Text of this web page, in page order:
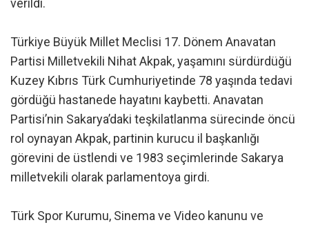
verildi.
Türkiye Büyük Millet Meclisi 17. Dönem Anavatan
Partisi Milletvekili Nihat Akpak, yaşamını sürdürdüğü
Kuzey Kıbrıs Türk Cumhuriyetinde 78 yaşında tedavi
gördüğü hastanede hayatını kaybetti. Anavatan
Partisi’nin Sakarya’daki teşkilatlanma sürecinde öncü
rol oynayan Akpak, partinin kurucu il başkanlığı
görevini de üstlendi ve 1983 seçimlerinde Sakarya
milletvekili olarak parlamentoya girdi.
Türk Spor Kurumu, Sinema ve Video kanunu ve